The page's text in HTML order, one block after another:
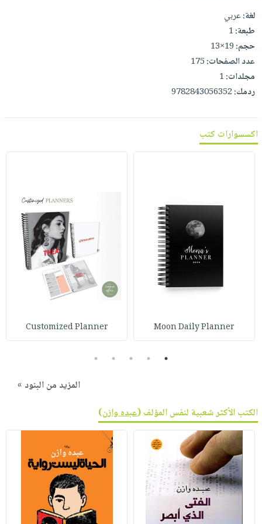
لغة:عربي
طبعة:1
حجم:19×13
عدد الصفحات:175
مجلدات:1
ردمك:9782843056352
اكسسوارات كتب
Moon Daily Planner
Customized Planner
1
2
3
4
5
المزيد من البنود »
الكتب الأكثر شعبية لنفس المؤلف (عبده وازن)